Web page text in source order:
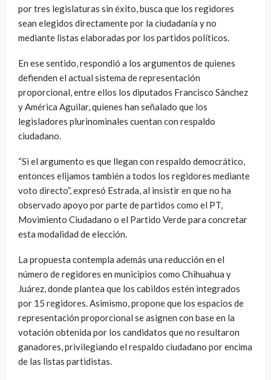
por tres legislaturas sin éxito, busca que los regidores
sean elegidos directamente por la ciudadanía y no
mediante listas elaboradas por los partidos políticos.
En ese sentido, respondió a los argumentos de quienes
defienden el actual sistema de representación
proporcional, entre ellos los diputados Francisco Sánchez
y América Aguilar, quienes han señalado que los
legisladores plurinominales cuentan con respaldo
ciudadano.
“Si el argumento es que llegan con respaldo democrático,
entonces elijamos también a todos los regidores mediante
voto directo”, expresó Estrada, al insistir en que no ha
observado apoyo por parte de partidos como el PT,
Movimiento Ciudadano o el Partido Verde para concretar
esta modalidad de elección.
La propuesta contempla además una reducción en el
número de regidores en municipios como Chihuahua y
Juárez, donde plantea que los cabildos estén integrados
por 15 regidores. Asimismo, propone que los espacios de
representación proporcional se asignen con base en la
votación obtenida por los candidatos que no resultaron
ganadores, privilegiando el respaldo ciudadano por encima
de las listas partidistas.